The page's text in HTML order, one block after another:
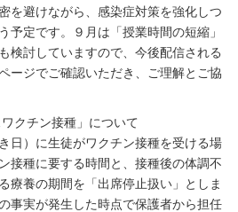
を避けながら、感染症対策を強化しつ
予定です。９月は「授業時間の短縮」
検討していますので、今後配信される
ージでご確認いただき、ご理解とご協
クチン接種」について
日）に生徒がワクチン接種を受ける場
接種に要する時間と、接種後の体調不
療養の期間を「出席停止扱い」としま
事実が発生した時点で保護者から担任